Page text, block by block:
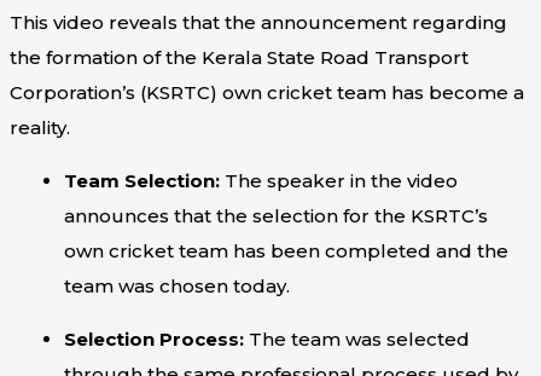
This video reveals that the announcement regarding
the formation of the Kerala State Road Transport
Corporation’s (KSRTC) own cricket team has become a
reality.
Team Selection:The speaker in the video
announces that the selection for the KSRTC’s
own cricket team has been completed and the
team was chosen today.
Selection Process:The team was selected